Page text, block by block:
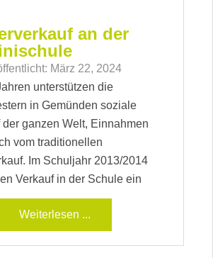
an der
März 22, 2024
unterstützen die
in Gemünden soziale
der ganzen Welt, Einnahmen
vom traditionellen
Im Schuljahr 2013/2014
Verkauf in der Schule ein
Weiterlesen ...